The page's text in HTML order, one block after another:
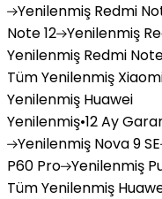
Yenilenmiş Redmi
Note 12 Yenilenmiş
Yenilenmiş Redmi
Tüm Yenilenmiş
Yenilenmiş Huawei
Yenilenmiş•12 Ay
Yenilenmiş Nova 9 SE
P60 Pro Yenilenmiş
Tüm Yenilenmiş